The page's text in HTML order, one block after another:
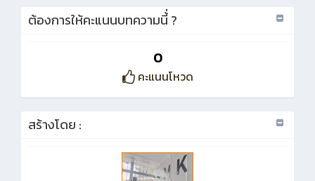
ต้องการให้คะแนนบทความนี้่ ?
0
คะแนนโหวด
สร้างโดย :